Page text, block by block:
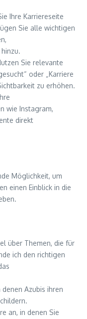
Ihre Karriereseite
Sie alle wichtigen
Sie relevante
oder „Karriere
zu erhöhen.
wie Instagram,
direkt
Möglichkeit, um
einen Einblick in die
über Themen, die für
ich den richtigen
Azubis ihren
an, in denen Sie